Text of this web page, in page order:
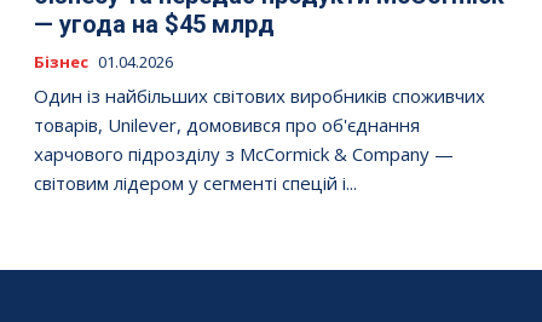
— угода на $45 млрд
Бізнес 01.04.2026
Один із найбільших світових виробників споживчих
товарів, Unilever, домовився про об'єднання
харчового підрозділу з McCormick & Company —
світовим лідером у сегменті спецій і...